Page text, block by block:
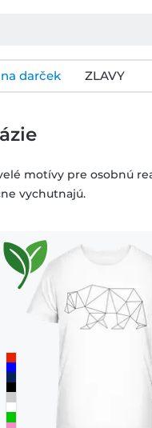
darček ZLAVY
motívy pre osobnú
vychutnajú.